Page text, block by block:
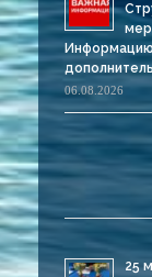
06.08.2026
25